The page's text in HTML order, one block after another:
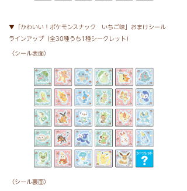
▼「かわいい！ポケモンスナック いちご味」おまけシール
ラインアップ（全30種うち1種シークレット）
〈シール表面〉
〈シール裏面〉